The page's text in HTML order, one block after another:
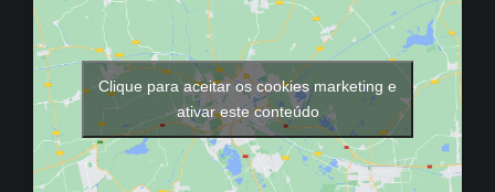
Clique para aceitar os cookies marketing e
ativar este conteúdo